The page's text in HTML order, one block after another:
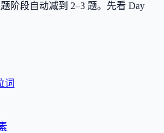
阶段自动减到 2–3 题。先看 Day
词